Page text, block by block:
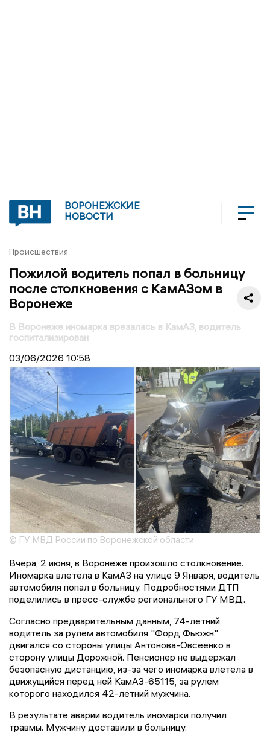
ВОРОНЕЖСКИЕ
НОВОСТИ
Происшествия
Пожилой водитель попал в больницу
после столкновения с КамАЗом в
Воронеже
В Воронеже иномарка врезалась в КамАЗ, водитель
госпитализирован
03/06/2026 10:58
© ГУ МВД России по Воронежской области
Вчера, 2 июня, в Воронеже произошло столкновение.
Иномарка влетела в КамАЗ на улице 9 Января, водитель
автомобиля попал в больницу. Подробностями ДТП
поделились в пресс-службе регионального ГУ МВД.
Согласно предварительным данным, 74-летний
водитель за рулем автомобиля "Форд Фьюжн"
двигался со стороны улицы Антонова-Овсеенко в
сторону улицы Дорожной. Пенсионер не выдержал
безопасную дистанцию, из-за чего иномарка влетела в
движущийся перед ней КамАЗ-65115, за рулем
которого находился 42-летний мужчина.
В результате аварии водитель иномарки получил
травмы. Мужчину доставили в больницу.